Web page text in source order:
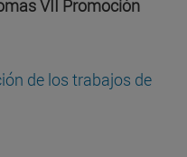
VII Promoción
de los trabajos de